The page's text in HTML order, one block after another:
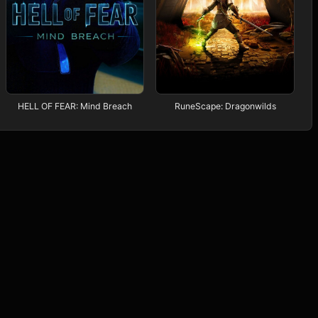
HELL OF FEAR: Mind Breach RuneScape: Dragonwilds